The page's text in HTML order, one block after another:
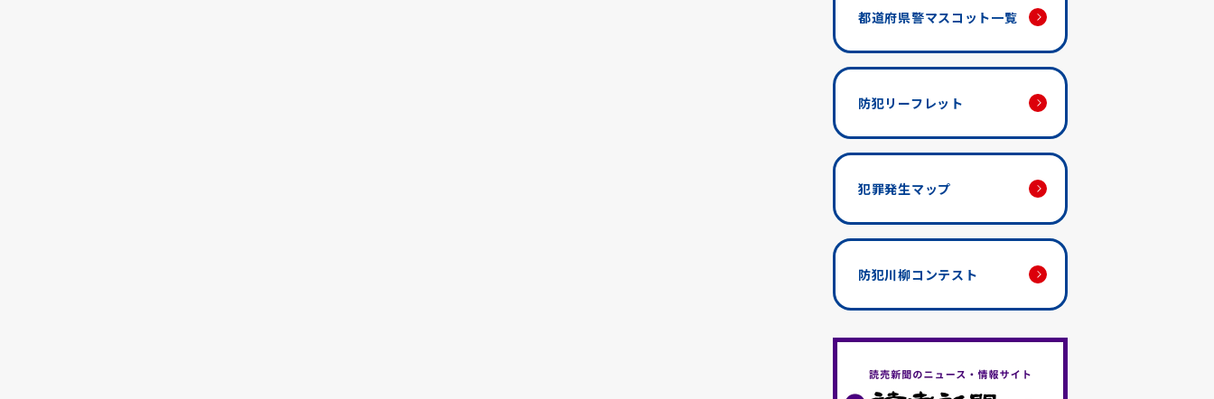
都道府県警マスコット一覧
防犯リーフレット
犯罪発生マップ
防犯川柳コンテスト